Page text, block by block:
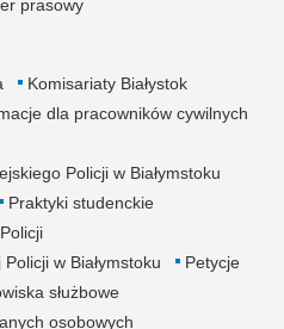
prasowy
Komisariaty Białystok
dla pracowników cywilnych
Policji w Białymstoku
Praktyki studenckie
w Białymstoku
Petycje
służbowe
osobowych